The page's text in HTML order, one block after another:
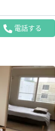
電話する